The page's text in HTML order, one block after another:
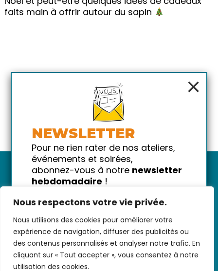
Nous respectons votre vie privée.
Nous utilisons des cookies pour améliorer votre
expérience de navigation, diffuser des publicités ou
des contenus personnalisés et analyser notre trafic. En
cliquant sur « Tout accepter », vous consentez à notre
utilisation des cookies.
faits main à offrir autour du sapin
Nous contacter- CGV/CGU-Données
personnelles-Infos pratiques- FAQ
×
NEWSLETTER
Pour ne rien rater de nos ateliers,
événements et soirées,
abonnez-vous à notre newsletter
hebdomadaire !
!
Votre email